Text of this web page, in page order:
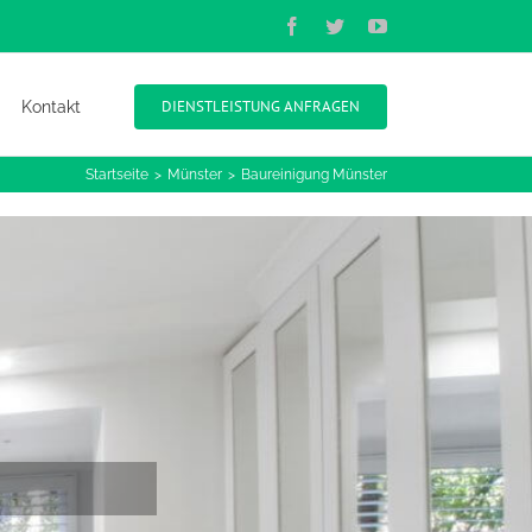
Facebook
TwitterYouTube
Kontakt DIENSTLEISTUNG ANFRAGEN
Startseite Münster Baureinigung Münster